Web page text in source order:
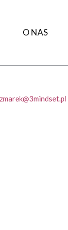
O NAS